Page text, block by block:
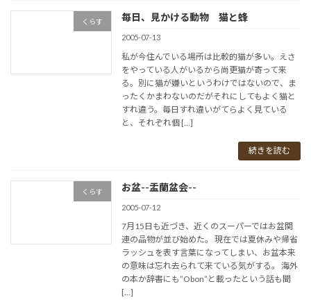
くらす 毎日、見かける動物 猫と蜂
2005-07-13
私が今住んでいる場所は比較的猫が多い。えさ
をやっている人がいるから尚更猫が寄って来
る。別に猫が嫌いというわけではないので、ま
ったくかまわないのだがそれにしてもよく猫と
すれ違う。毎日すれ違いがてらよく見ている
と、それぞれ個 […]
続きを読む
くらす お盆--盂蘭盆会--
2005-07-12
7月15日も近づき、近くのスーパーではお盆関
連の品物が並び始めた。 現在では夏休みや帰省
ラッシュを表す言葉になってしまい、お盆本来
の意味は忘れ去られて来ている気がする。 海外
の本か辞書にも”Obon”と載ったという話も聞
[…]